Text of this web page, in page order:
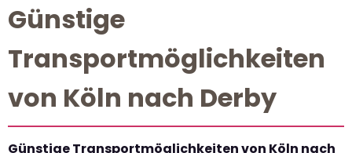
Günstige
Transportmöglichkeiten
von Köln nach Derby
Günstige Transportmöglichkeiten von Köln nach